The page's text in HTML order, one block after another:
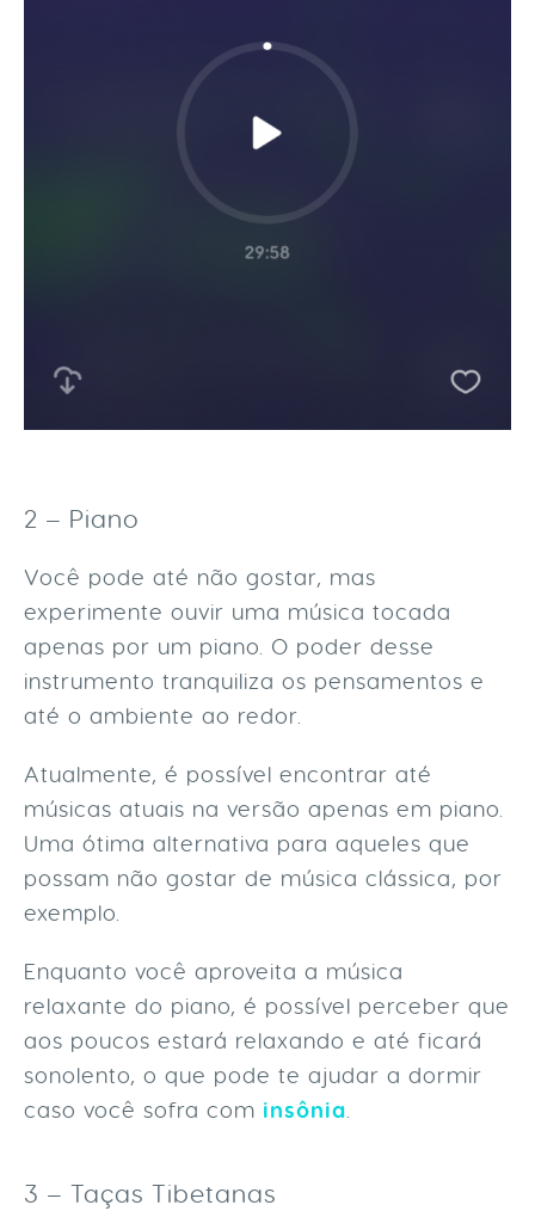
2 – Piano
Você pode até não gostar, mas
experimente ouvir uma música tocada
apenas por um piano. O poder desse
instrumento tranquiliza os pensamentos e
até o ambiente ao redor.
Atualmente, é possível encontrar até
músicas atuais na versão apenas em piano.
Uma ótima alternativa para aqueles que
possam não gostar de música clássica, por
exemplo.
Enquanto você aproveita a música
relaxante do piano, é possível perceber que
aos poucos estará relaxando e até ficará
sonolento, o que pode te ajudar a dormir
caso você sofra com insônia.
3 – Taças Tibetanas